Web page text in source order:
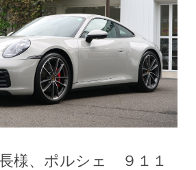
様、ポルシェ ９１１